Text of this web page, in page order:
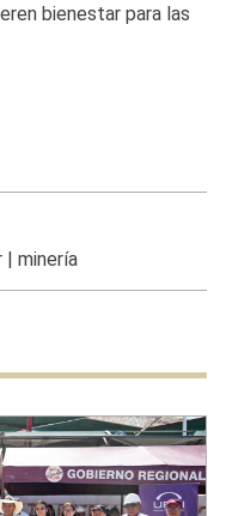
bienestar para las
| minería